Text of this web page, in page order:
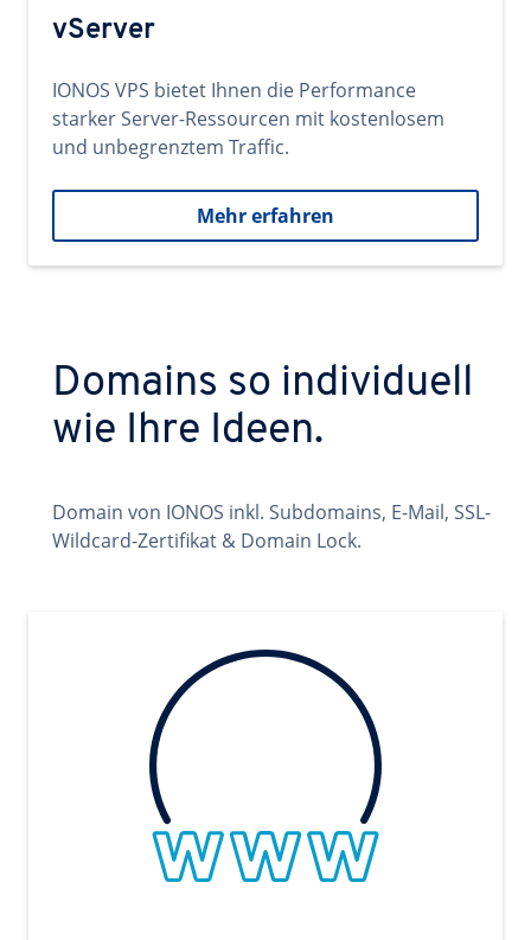
vServer
IONOS VPS bietet Ihnen die Performance
starker Server-Ressourcen mit kostenlosem
und unbegrenztem Traffic.
Mehr erfahren
Domains so individuell
wie Ihre Ideen.
Domain von IONOS inkl. Subdomains, E-Mail, SSL-
Wildcard-Zertifikat & Domain Lock.